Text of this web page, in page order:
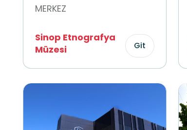
MERKEZ
Sinop Etnografya
Müzesi
Git